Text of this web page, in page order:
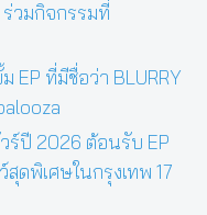
วมกิจกรรมที่
EP ที่มีชื่อว่า BLURRY
วร์ปี 2026 ต้อนรับ EP
สุดพิเศษในกรุงเทพ 17